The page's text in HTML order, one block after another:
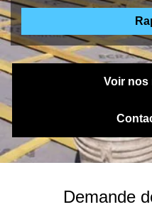
Voir nos
Demande